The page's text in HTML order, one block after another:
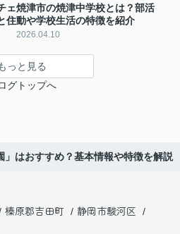
ェ
住
焼津市の焼津中学校とは？部活
動や学校生活の特徴を紹介
2026.04.10
っと見る
グトップへ
」はおすすめ？基本情報や特徴を解説
榛原郡吉田町
静岡市駿河区